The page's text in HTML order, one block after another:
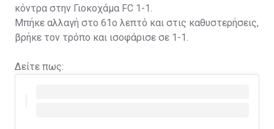
κόντρα στην Γιοκοχάμα FC 1-1.
Μπήκε αλλαγή στο 61ο λεπτό και στις καθυστερήσεις,
βρήκε τον τρόπο και ισοφάρισε σε 1-1.
Δείτε πως: